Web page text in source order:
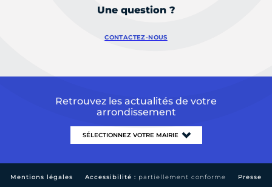
Une question ?
CONTACTEZ-NOUS
Retrouvez les actualités de votre
arrondissement
Mentions légales Accessibilité : partiellement conforme Presse